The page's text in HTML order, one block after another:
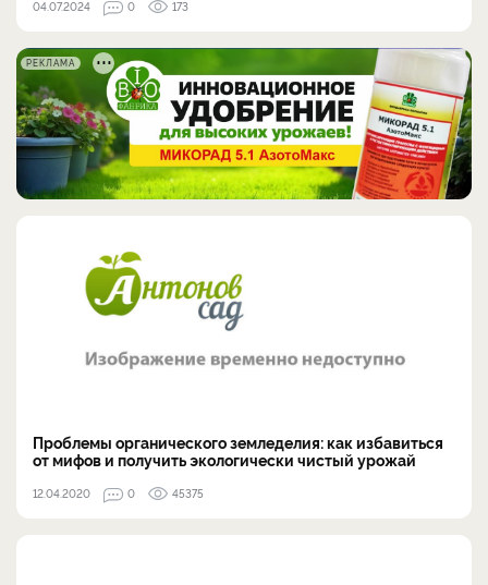
04.07.2024 0 173
РЕКЛАМА
Проблемы органического земледелия: как избавиться
от мифов и получить экологически чистый урожай
12.04.2020 0 45375